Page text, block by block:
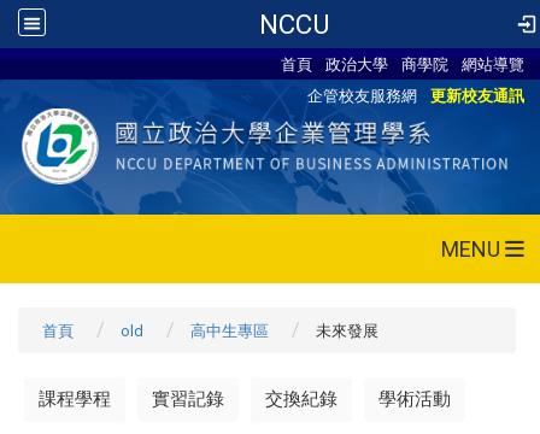
NCCU
首頁 政治大學 商學院
網站導覽
企管校友服務網
更新校友通訊
MENU
首頁 old 高中生專區 未來發展
課程學程 實習記錄 交換紀錄 學術活動